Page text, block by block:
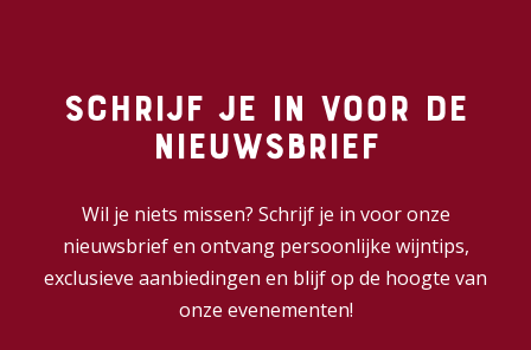
Schrijf je in voor de
nieuwsbrief
Wil je niets missen? Schrijf je in voor onze
nieuwsbrief en ontvang persoonlijke wijntips,
exclusieve aanbiedingen en blijf op de hoogte van
onze evenementen!